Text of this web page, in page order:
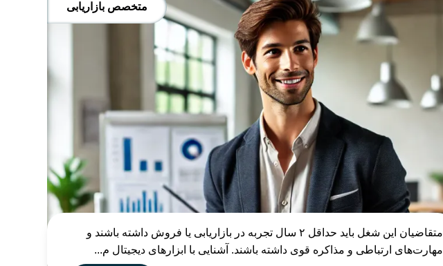
متخصص بازاریابی
متقاضیان این شغل باید حداقل ۲ سال تجربه در بازاریابی یا فروش داشته باشند و
مهارت‌های ارتباطی و مذاکره قوی داشته باشند. آشنایی با ابزارهای دیجیتال م...